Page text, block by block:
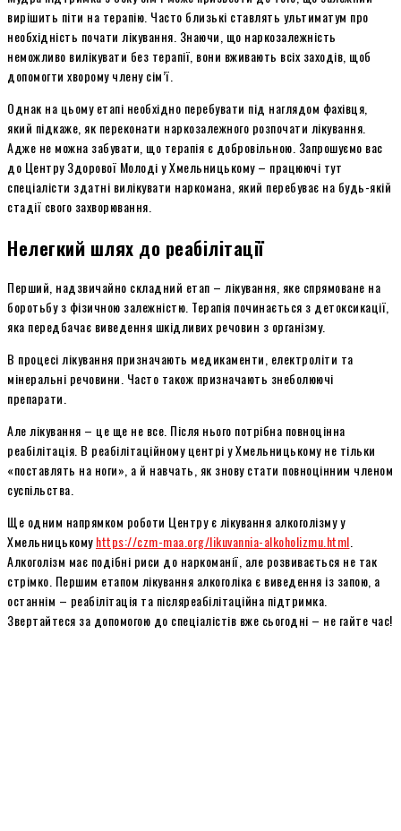
вирішить піти на терапію. Часто близькі ставлять ультиматум про
необхідність почати лікування. Знаючи, що наркозалежність
неможливо вилікувати без терапії, вони вживають всіх заходів, щоб
допомогти хворому члену сім’ї.
Однак на цьому етапі необхідно перебувати під наглядом фахівця,
який підкаже, як переконати наркозалежного розпочати лікування.
Адже не можна забувати, що терапія є добровільною. Запрошуємо вас
до Центру Здорової Молоді у Хмельницькому – працюючі тут
спеціалісти здатні вилікувати наркомана, який перебуває на будь-якій
стадії свого захворювання.
Нелегкий шлях до реабілітації
Перший, надзвичайно складний етап – лікування, яке спрямоване на
боротьбу з фізичною залежністю. Терапія починається з детоксикації,
яка передбачає виведення шкідливих речовин з організму.
В процесі лікування призначають медикаменти, електроліти та
мінеральні речовини. Часто також призначають знеболюючі
препарати.
Але лікування – це ще не все. Після нього потрібна повноцінна
реабілітація. В реабілітаційному центрі у Хмельницькому не тільки
«поставлять на ноги», а й навчать, як знову стати повноцінним членом
суспільства.
Ще одним напрямком роботи Центру є лікування алкоголізму у
Хмельницькомуhttps://czm-maa.org/likuvannia-alkoholizmu.html.
Алкоголізм має подібні риси до наркоманії, але розвивається не так
стрімко. Першим етапом лікування алкоголіка є виведення із запою, а
останнім – реабілітація та післяреабілітаційна підтримка.
Звертайтеся за допомогою до спеціалістів вже сьогодні – не гайте час!